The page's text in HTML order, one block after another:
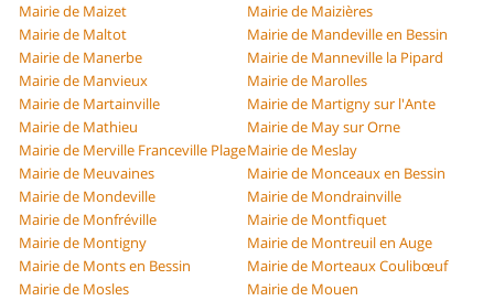
Mairie de Maizet
Mairie de Maizières
Mairie de Maltot
Mairie de Mandeville en Bessin
Mairie de Manerbe
Mairie de Manneville la Pipard
Mairie de Manvieux
Mairie de Marolles
Mairie de Martainville
Mairie de Martigny sur l'Ante
Mairie de Mathieu
Mairie de May sur Orne
Mairie de Merville Franceville PlageMairie de Meslay
Mairie de Meuvaines
Mairie de Monceaux en Bessin
Mairie de Mondeville
Mairie de Mondrainville
Mairie de Monfréville
Mairie de Montfiquet
Mairie de Montigny
Mairie de Montreuil en Auge
Mairie de Monts en Bessin
Mairie de Morteaux Coulibœuf
Mairie de Mosles
Mairie de Mouen